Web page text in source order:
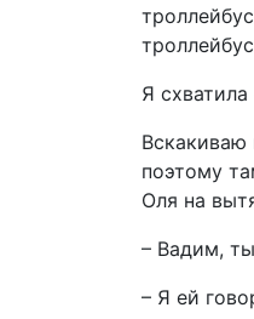
Я
Вскакиваю
поэтому
Оля на
– Вадим,
– Я ей